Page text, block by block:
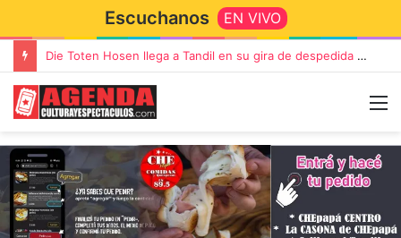
Escuchanos EN VIVO
Die Toten Hosen llega a Tandil en su gira de despedida «Fútbol, Asado, Vino y Adiós Amigos»